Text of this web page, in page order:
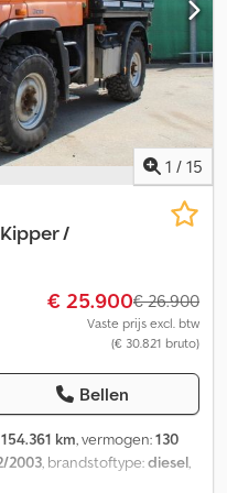
10T teruggekeurd naar
aflevering vernieuwd
1 / 15
/
€ 25.900€ 26.900
Vaste prijs excl. btw
(€ 30.821 bruto)
Bellen
154.361 km, vermogen:130
2003, brandstoftype:diesel,